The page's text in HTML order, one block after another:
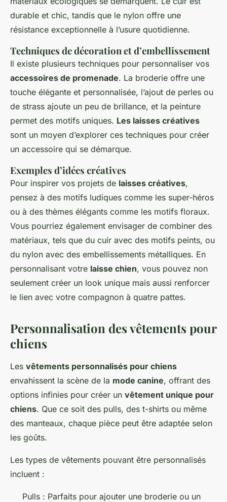
durable et chic, tandis que le nylon offre une
résistance exceptionnelle à l’usure quotidienne.
Techniques de décoration et d’embellissement
Il existe plusieurs techniques pour personnaliser vos
accessoires de promenade. La broderie offre une
touche élégante et personnalisée, l’ajout de perles ou
de strass ajoute un peu de brillance, et la peinture
permet des motifs uniques. Les laisses créatives
sont un moyen d’explorer ces techniques pour créer
un accessoire qui se démarque.
Exemples d’idées créatives
Pour inspirer vos projets de laisses créatives,
pensez à des motifs ludiques comme les super-héros
ou à des thèmes élégants comme les motifs floraux.
Vous pourriez également envisager de combiner des
matériaux, tels que du cuir avec des motifs peints, ou
du nylon avec des embellissements métalliques. En
personnalisant votre laisse chien, vous pouvez non
seulement créer un look unique mais aussi renforcer
le lien avec votre compagnon à quatre pattes.
Personnalisation des vêtements pour
chiens
Les vêtements personnalisés pour chiens
envahissent la scène de la mode canine, offrant des
options infinies pour créer un vêtement unique pour
chiens. Que ce soit des pulls, des t-shirts ou même
des manteaux, chaque pièce peut être adaptée selon
les goûts.
Les types de vêtements pouvant être personnalisés
incluent :
Pulls : Parfaits pour ajouter une broderie ou un